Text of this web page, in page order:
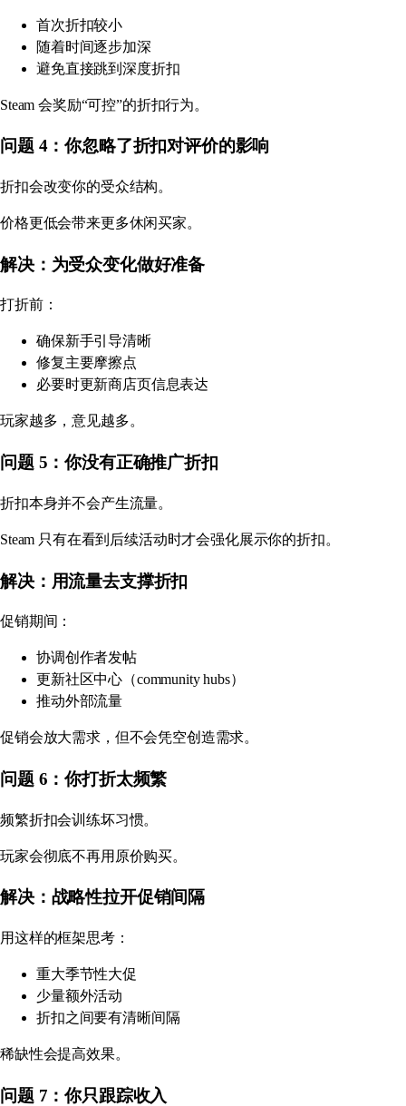
首次折扣较小
随着时间逐步加深
避免直接跳到深度折扣
Steam 会奖励“可控”的折扣行为。
问题 4：你忽略了折扣对评价的影响
折扣会改变你的受众结构。
价格更低会带来更多休闲买家。
解决：为受众变化做好准备
打折前：
确保新手引导清晰
修复主要摩擦点
必要时更新商店页信息表达
玩家越多，意见越多。
问题 5：你没有正确推广折扣
折扣本身并不会产生流量。
Steam 只有在看到后续活动时才会强化展示你的折扣。
解决：用流量去支撑折扣
促销期间：
协调创作者发帖
更新社区中心（community hubs）
推动外部流量
促销会放大需求，但不会凭空创造需求。
问题 6：你打折太频繁
频繁折扣会训练坏习惯。
玩家会彻底不再用原价购买。
解决：战略性拉开促销间隔
用这样的框架思考：
重大季节性大促
少量额外活动
折扣之间要有清晰间隔
稀缺性会提高效果。
问题 7：你只跟踪收入